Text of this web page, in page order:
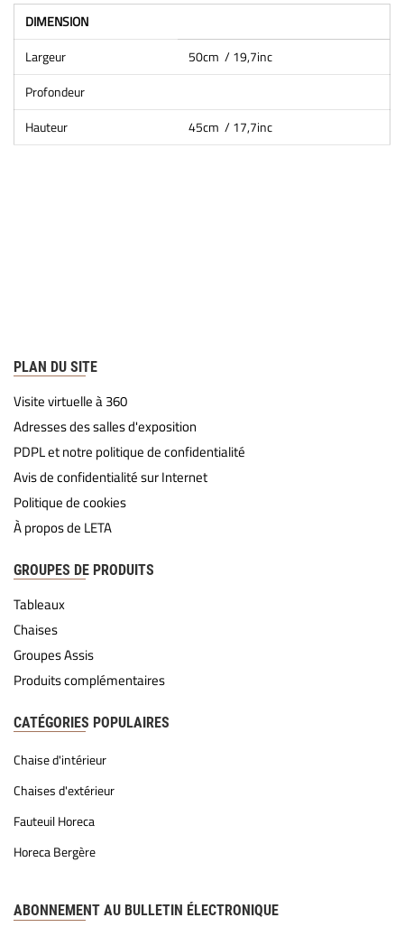
DIMENSION
Largeur
50cm / 19,7inc
Profondeur
Hauteur
45cm / 17,7inc
PLAN DU SITE
Visite virtuelle à 360
Adresses des salles d'exposition
PDPL et notre politique de confidentialité
Avis de confidentialité sur Internet
Politique de cookies
À propos de LETA
GROUPES DE PRODUITS
Tableaux
Chaises
Groupes Assis
Produits complémentaires
CATÉGORIES POPULAIRES
Chaise d'intérieur
Chaises d'extérieur
Fauteuil Horeca
Horeca Bergère
ABONNEMENT AU BULLETIN ÉLECTRONIQUE